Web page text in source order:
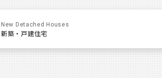
New Detached Houses
新築・戸建住宅